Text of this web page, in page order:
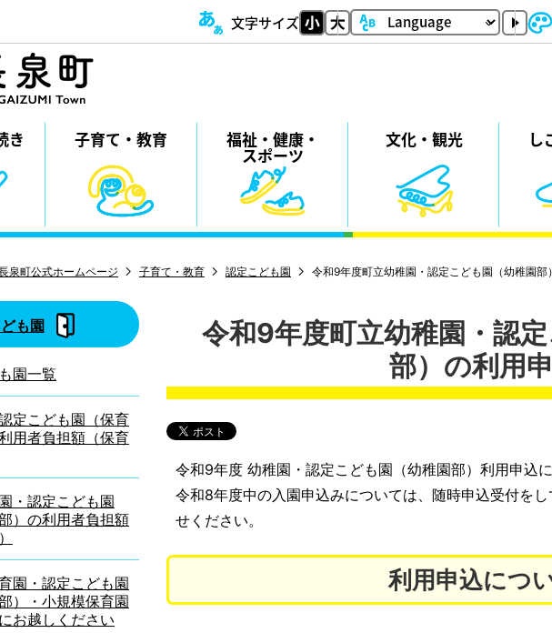
文字サイズ
き 子育て・教育 福祉・ 健康・
スポーツ
⽂化・ 観光 し
泉町公式ホームページ 子育て・教育 認定こども園 令和9年度町立幼稚園・認定こども園（幼稚園部
も園
園一覧
定こども園（保育
用者負担額（保育
・認定こども園
部）の利用者負担額
園・認定こども園
部）・小規模保育園
お越しください
令和9年度町立幼稚園・認
部）の利用
令和9年度 幼稚園・認定こども園（幼稚園部）利用申込
令和8年度中の入園申込みについては、随時申込受付を
せください。
利用申込につ